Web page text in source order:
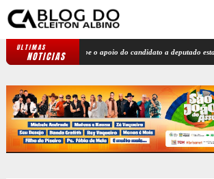
ULTIMAS
NOTICIAS
Dickson recebe o apoio do candidato a deputado estadual